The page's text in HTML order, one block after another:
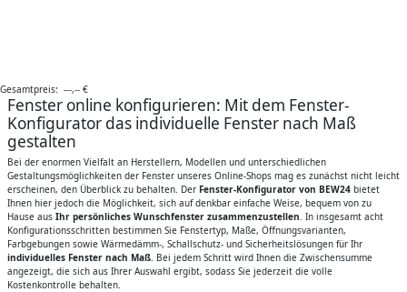
Gesamtpreis: ---,-- €
Fenster online konfigurieren: Mit dem Fenster-
Konfigurator das individuelle Fenster nach Maß
gestalten
Bei der enormen Vielfalt an Herstellern, Modellen und unterschiedlichen
Gestaltungsmöglichkeiten der Fenster unseres Online-Shops mag es zunächst nicht leicht
erscheinen, den Überblick zu behalten. Der Fenster-Konfigurator von BEW24bietet
Ihnen hier jedoch die Möglichkeit, sich auf denkbar einfache Weise, bequem von zu
Hause aus Ihr persönliches Wunschfenster zusammenzustellen. In insgesamt acht
Konfigurationsschritten bestimmen Sie Fenstertyp, Maße, Öffnungsvarianten,
Farbgebungen sowie Wärmedämm-, Schallschutz- und Sicherheitslösungen für Ihr
individuelles Fenster nach Maß. Bei jedem Schritt wird Ihnen die Zwischensumme
angezeigt, die sich aus Ihrer Auswahl ergibt, sodass Sie jederzeit die volle
Kostenkontrolle behalten.